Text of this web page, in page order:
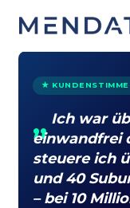
★ KUNDENSTIMME
Ich war
einwandfrei
steuere ich
und 40
– bei 10